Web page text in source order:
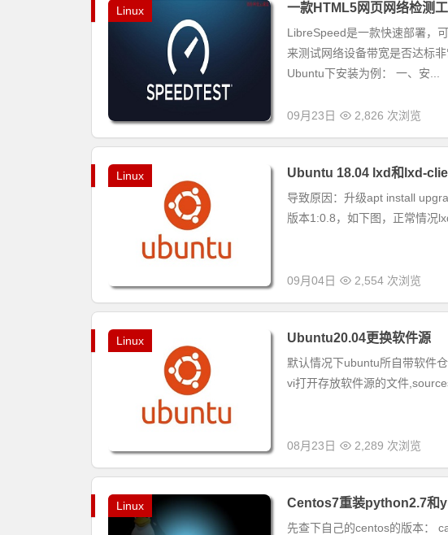
Linux 一款HTML5网页网络检测
LibreSpeed是一款快速部署，
来测试网络设备带宽是否达标
Ubuntu下安装为例： 一、安...
09月23日 2,826 次浏览
Linux Ubuntu 18.04 lxd和lxd-
导致原因：升级apt install
版本1:0.8，如下图，正常情况
09月04日 2,554 次浏览
Linux Ubuntu20.04更换软件源
默认情况下ubuntu所自带软件
vi打开存放软件源的文件
08月23日 2,289 次浏览
Linux Centos7重装python2.7和
先查下自己的centos的版本：